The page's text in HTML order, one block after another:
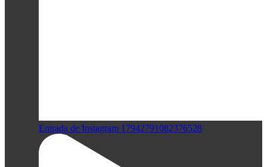
Entrada de Instagram 17942791082376528